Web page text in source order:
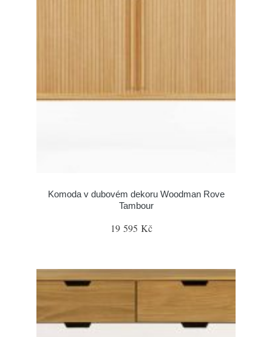
Komoda v dubovém dekoru Woodman Rove
Tambour
19 595 Kč